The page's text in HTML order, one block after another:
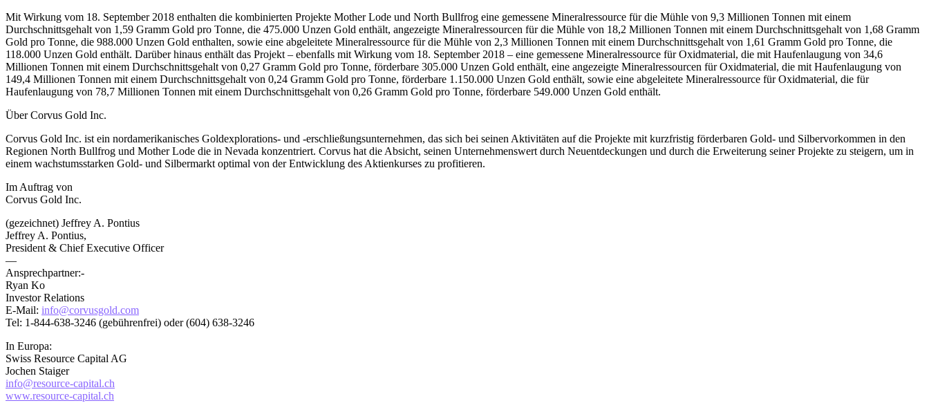
Mit Wirkung vom 18. September 2018 enthalten die kombinierten Projekte Mother Lode und North Bullfrog eine gemessene Mineralressource für die Mühle von 9,3 Millionen Tonnen mit einem
Durchschnittsgehalt von 1,59 Gramm Gold pro Tonne, die 475.000 Unzen Gold enthält, angezeigte Mineralressourcen für die Mühle von 18,2 Millionen Tonnen mit einem Durchschnittsgehalt von 1,68 Gramm
Gold pro Tonne, die 988.000 Unzen Gold enthalten, sowie eine abgeleitete Mineralressource für die Mühle von 2,3 Millionen Tonnen mit einem Durchschnittsgehalt von 1,61 Gramm Gold pro Tonne, die
118.000 Unzen Gold enthält. Darüber hinaus enthält das Projekt – ebenfalls mit Wirkung vom 18. September 2018 – eine gemessene Mineralressource für Oxidmaterial, die mit Haufenlaugung von 34,6
Millionen Tonnen mit einem Durchschnittsgehalt von 0,27 Gramm Gold pro Tonne, förderbare 305.000 Unzen Gold enthält, eine angezeigte Mineralressourcen für Oxidmaterial, die mit Haufenlaugung von
149,4 Millionen Tonnen mit einem Durchschnittsgehalt von 0,24 Gramm Gold pro Tonne, förderbare 1.150.000 Unzen Gold enthält, sowie eine abgeleitete Mineralressource für Oxidmaterial, die für
Haufenlaugung von 78,7 Millionen Tonnen mit einem Durchschnittsgehalt von 0,26 Gramm Gold pro Tonne, förderbare 549.000 Unzen Gold enthält.
Über Corvus Gold Inc.
Corvus Gold Inc. ist ein nordamerikanisches Goldexplorations- und -erschließungsunternehmen, das sich bei seinen Aktivitäten auf die Projekte mit kurzfristig förderbaren Gold- und Silbervorkommen in den
Regionen North Bullfrog und Mother Lode die in Nevada konzentriert. Corvus hat die Absicht, seinen Unternehmenswert durch Neuentdeckungen und durch die Erweiterung seiner Projekte zu steigern, um in
einem wachstumsstarken Gold- und Silbermarkt optimal von der Entwicklung des Aktienkurses zu profitieren.
Im Auftrag von
Corvus Gold Inc.
(gezeichnet) Jeffrey A. Pontius
Jeffrey A. Pontius,
President & Chief Executive Officer
—
Ansprechpartner:-
Ryan Ko
Investor Relations
E-Mail: info@corvusgold.com
Tel: 1-844-638-3246 (gebührenfrei) oder (604) 638-3246
In Europa:
Swiss Resource Capital AG
Jochen Staiger
info@resource-capital.ch
www.resource-capital.ch